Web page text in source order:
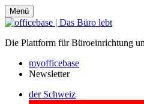
Menü
Die Plattform für Büroeinrichtung
myofficebase
Newsletter
der Schweiz